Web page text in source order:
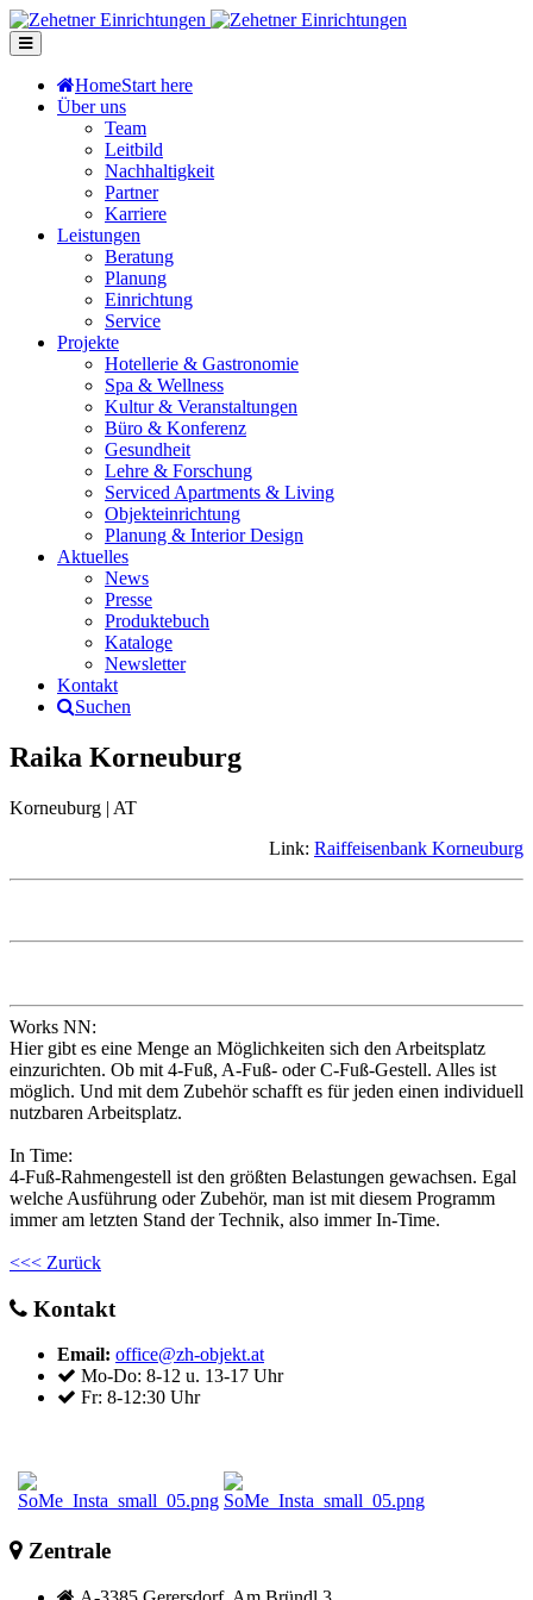
HomeStart here
Über uns
Team
Leitbild
Nachhaltigkeit
Partner
Karriere
Leistungen
Beratung
Planung
Einrichtung
Service
Projekte
Hotellerie & Gastronomie
Spa & Wellness
Kultur & Veranstaltungen
Büro & Konferenz
Gesundheit
Lehre & Forschung
Serviced Apartments & Living
Objekteinrichtung
Planung & Interior Design
Aktuelles
News
Presse
Produktebuch
Kataloge
Newsletter
Kontakt
Suchen
Raika Korneuburg
Korneuburg | AT
Link: Raiffeisenbank Korneuburg
Works NN:
Hier gibt es eine Menge an Möglichkeiten sich den Arbeitsplatz
einzurichten. Ob mit 4-Fuß, A-Fuß- oder C-Fuß-Gestell. Alles ist
möglich. Und mit dem Zubehör schafft es für jeden einen individuell
nutzbaren Arbeitsplatz.
In Time:
4-Fuß-Rahmengestell ist den größten Belastungen gewachsen. Egal
welche Ausführung oder Zubehör, man ist mit diesem Programm
immer am letzten Stand der Technik, also immer In-Time.
<<< Zurück
Kontakt
Email: office@zh-objekt.at
Mo-Do: 8-12 u. 13-17 Uhr
Fr: 8-12:30 Uhr
Zentrale